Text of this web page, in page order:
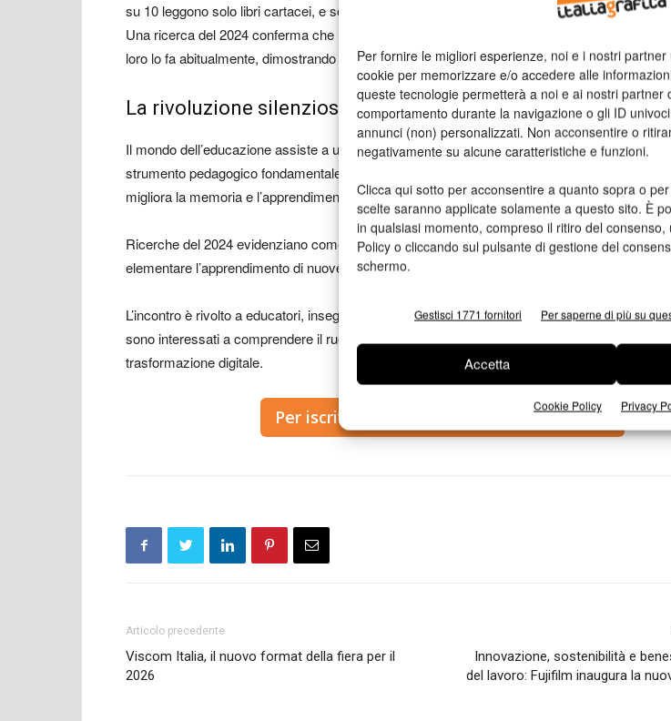
Per fornire le migliori esperienze, noi e i nostri
cookie per memorizzare e/o accedere alle
queste tecnologie permetterà a noi e ai nostri partner
comportamento durante la navigazione o gli ID
annunci (non) personalizzati. Non acconsentire o
negativamente su alcune caratteristiche e funzioni.
Clicca qui sotto per acconsentire a quanto sopra o
scelte saranno applicate solamente a questo sito. È
in qualsiasi momento, compreso il ritiro del
Policy o cliccando sul pulsante di gestione del
schermo.
Gestisci 1771 fornitori Per saperne di più su
Accetta
Cookie Policy Privacy
su 10 leggono solo libri cartacei, e solo lo 0,5% ascolta audiolibri
Una ricerca del 2024 conferma che il 79% dei partecipanti ha già letto in formato digitale, ma
loro lo fa abitualmente, dimostrando come la carta mantenga un appeal duraturo.
La rivoluzione silenziosa nelle scuole
Il mondo dell’educazione assiste a una “rivoluzione silenziosa”: la riscoperta della scrittura a
strumento pedagogico fondamentale. La scrittura a mano è in grado di migliorare la
migliora la memoria e l’apprendimento, coinvolgendo più sensi
Ricerche del 2024 evidenziano come scrivere a mano favorisce soprattutto nei bambini
elementare l’apprendimento di nuove parole
L’incontro è rivolto a educatori, insegnanti, genitori, studenti, professionisti dell’editoria e tutti
sono interessati a comprendere il ruolo futuro della carta e della scrittura manuale in una
trasformazione digitale.
Per iscriverti all’evento gratuito clicca qui
Articolo precedente
Viscom Italia, il nuovo format della fiera per il
2026
Innovazione, sostenibilità e
del lavoro: Fujifilm inaugura la